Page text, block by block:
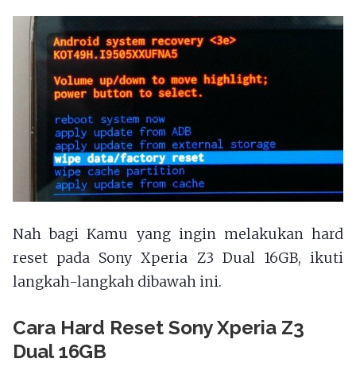
Nah bagi Kamu yang ingin melakukan hard
reset pada Sony Xperia Z3 Dual 16GB, ikuti
langkah-langkah dibawah ini.
Cara Hard Reset Sony Xperia Z3
Dual 16GB